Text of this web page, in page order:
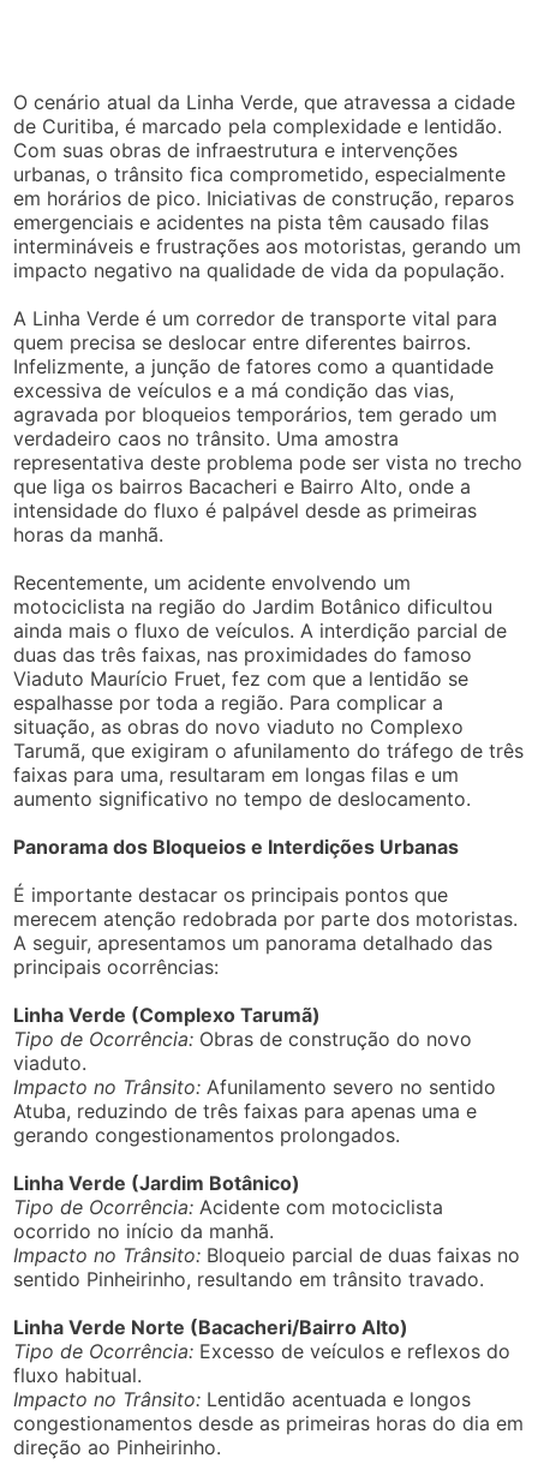
O cenário atual da Linha Verde, que atravessa a cidade
de Curitiba, é marcado pela complexidade e lentidão.
Com suas obras de infraestrutura e intervenções
urbanas, o trânsito fica comprometido, especialmente
em horários de pico. Iniciativas de construção, reparos
emergenciais e acidentes na pista têm causado filas
intermináveis e frustrações aos motoristas, gerando um
impacto negativo na qualidade de vida da população.
A Linha Verde é um corredor de transporte vital para
quem precisa se deslocar entre diferentes bairros.
Infelizmente, a junção de fatores como a quantidade
excessiva de veículos e a má condição das vias,
agravada por bloqueios temporários, tem gerado um
verdadeiro caos no trânsito. Uma amostra
representativa deste problema pode ser vista no trecho
que liga os bairros Bacacheri e Bairro Alto, onde a
intensidade do fluxo é palpável desde as primeiras
horas da manhã.
Recentemente, um acidente envolvendo um
motociclista na região do Jardim Botânico dificultou
ainda mais o fluxo de veículos. A interdição parcial de
duas das três faixas, nas proximidades do famoso
Viaduto Maurício Fruet, fez com que a lentidão se
espalhasse por toda a região. Para complicar a
situação, as obras do novo viaduto no Complexo
Tarumã, que exigiram o afunilamento do tráfego de três
faixas para uma, resultaram em longas filas e um
aumento significativo no tempo de deslocamento.
Panorama dos Bloqueios e Interdições Urbanas
É importante destacar os principais pontos que
merecem atenção redobrada por parte dos motoristas.
A seguir, apresentamos um panorama detalhado das
principais ocorrências:
Linha Verde (Complexo Tarumã)
Tipo de Ocorrência: Obras de construção do novo
viaduto.
Impacto no Trânsito: Afunilamento severo no sentido
Atuba, reduzindo de três faixas para apenas uma e
gerando congestionamentos prolongados.
Linha Verde (Jardim Botânico)
Tipo de Ocorrência: Acidente com motociclista
ocorrido no início da manhã.
Impacto no Trânsito: Bloqueio parcial de duas faixas no
sentido Pinheirinho, resultando em trânsito travado.
Linha Verde Norte (Bacacheri/Bairro Alto)
Tipo de Ocorrência: Excesso de veículos e reflexos do
fluxo habitual.
Impacto no Trânsito: Lentidão acentuada e longos
congestionamentos desde as primeiras horas do dia em
direção ao Pinheirinho.